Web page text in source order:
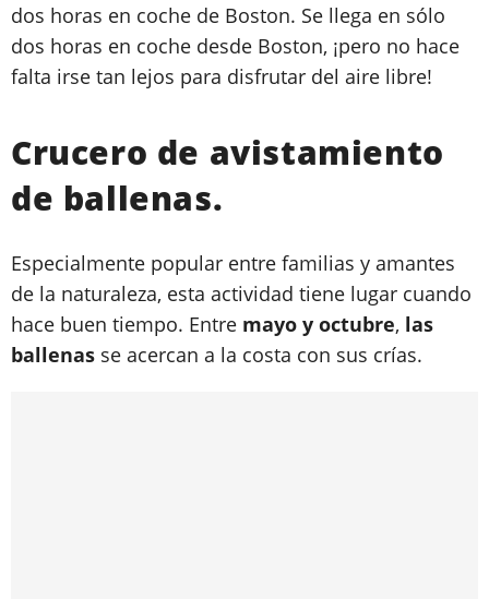
dos horas en coche de Boston. Se llega en sólo
dos horas en coche desde Boston, ¡pero no hace
falta irse tan lejos para disfrutar del aire libre!
Crucero de avistamiento
de ballenas.
Especialmente popular entre familias y amantes
de la naturaleza, esta actividad tiene lugar cuando
hace buen tiempo. Entre mayo y octubre, las
ballenas se acercan a la costa con sus crías.